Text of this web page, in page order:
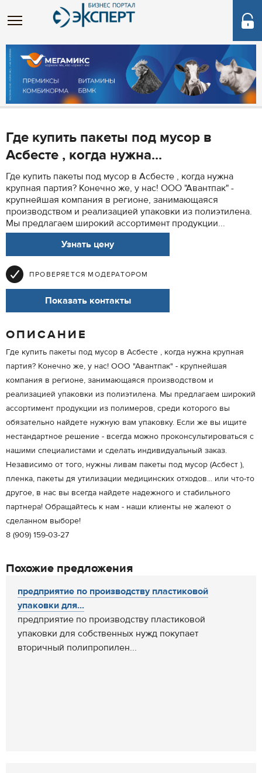
Где купить пакеты под мусор в
Асбесте , когда нужна...
Где купить пакеты под мусор в Асбесте , когда нужна
крупная партия? Конечно же, у нас! ООО "Авантпак" -
крупнейшая компания в регионе, занимающаяся
производством и реализацией упаковки из полиэтилена.
Мы предлагаем широкий ассортимент продукции...
Узнать цену
ПРОВЕРЯЕТСЯ МОДЕРАТОРОМ
Показать контакты
ОПИСАНИЕ
Где купить пакеты под мусор в Асбесте , когда нужна крупная
партия? Конечно же, у нас! ООО "Авантпак" - крупнейшая
компания в регионе, занимающаяся производством и
реализацией упаковки из полиэтилена. Мы предлагаем широкий
ассортимент продукции из полимеров, среди которого вы
обязательно найдете нужную вам упаковку. Если же вы ищите
нестандартное решение - всегда можно проконсультироваться с
нашими специалистами и сделать индивидуальный заказ.
Независимо от того, нужны ливам пакеты под мусор (Асбест ),
пленка, пакеты дя утилизации медицинских отходов... или что-то
другое, в нас вы всегда найдете надежного и стабильного
партнера! Обращайтесь к нам - наши клиенты не жалеют о
сделанном выборе!
8 (909) 159-03-27
Похожие предложения
предприятие по производству пластиковой
упаковки для...
предприятие по производству пластиковой
упаковки для собственных нужд покупает
вторичный полипропилен...